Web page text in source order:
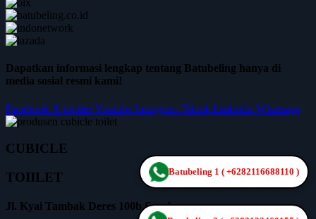
Dapatkan informasi lengkap tentang Batubeling hanya di
media sosial resmi kami!
Facebook X-twitterYoutube Instagram Tiktok Linkedin Whatsapp
CUBICLE
TOIILET
Jl. Kyai Tambak Deres 100b Surabaya
Batubeling 1 ( +6282116688110 )